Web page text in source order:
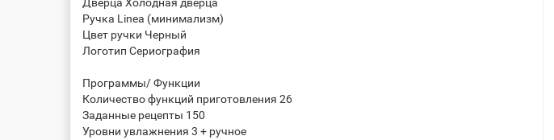
Ручка Linea (минимализм)
Цвет ручки Черный
Логотип Сериография
Программы/ Функции
Количество функций приготовления 26
Заданные рецепты 150
Уровни увлажнения 3 + ручное